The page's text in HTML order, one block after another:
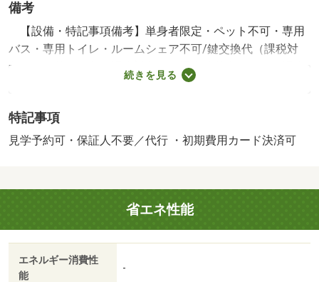
備考
【設備・特記事項備考】単身者限定・ペット不可・専用
バス・専用トイレ・ルームシェア不可/鍵交換代（課税対
象）／除菌施工費（課税対象）／退去時基本清掃代（課税
対象）／インターネット加入金 等 84150円/賃貸戸数:12
続きを見る
特記事項
見学予約可・保証人不要／代行 ・初期費用カード決済可
省エネ性能
エネルギー消費性
能
-